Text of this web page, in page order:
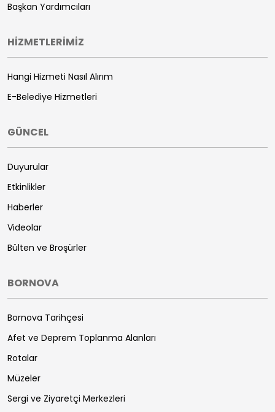
Başkan Yardımcıları
HİZMETLERİMİZ
Hangi Hizmeti Nasıl Alırım
E-Belediye Hizmetleri
GÜNCEL
Duyurular
Etkinlikler
Haberler
Videolar
Bülten ve Broşürler
BORNOVA
Bornova Tarihçesi
Afet ve Deprem Toplanma Alanları
Rotalar
Müzeler
Sergi ve Ziyaretçi Merkezleri